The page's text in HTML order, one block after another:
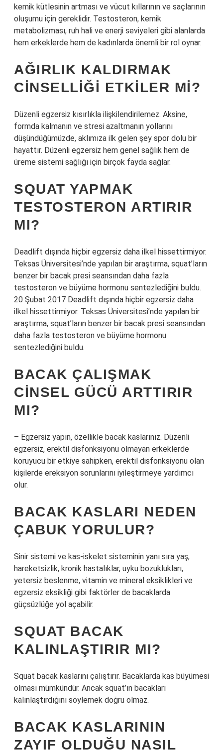
kemik kütlesinin artması ve vücut kıllarının ve saçlarının
oluşumu için gereklidir. Testosteron, kemik
metabolizması, ruh hali ve enerji seviyeleri gibi alanlarda
hem erkeklerde hem de kadınlarda önemli bir rol oynar.
AĞIRLIK KALDIRMAK
CINSELLIĞI ETKILER MI?
Düzenli egzersiz kısırlıkla ilişkilendirilemez. Aksine,
formda kalmanın ve stresi azaltmanın yollarını
düşündüğümüzde, aklımıza ilk gelen şey spor dolu bir
hayattır. Düzenli egzersiz hem genel sağlık hem de
üreme sistemi sağlığı için birçok fayda sağlar.
SQUAT YAPMAK
TESTOSTERON ARTIRIR
MI?
Deadlift dışında hiçbir egzersiz daha ilkel hissettirmiyor.
Teksas Üniversitesi’nde yapılan bir araştırma, squat’ların
benzer bir bacak presi seansından daha fazla
testosteron ve büyüme hormonu sentezlediğini buldu.
20 Şubat 2017 Deadlift dışında hiçbir egzersiz daha
ilkel hissettirmiyor. Teksas Üniversitesi’nde yapılan bir
araştırma, squat’ların benzer bir bacak presi seansından
daha fazla testosteron ve büyüme hormonu
sentezlediğini buldu.
BACAK ÇALIŞMAK
CINSEL GÜCÜ ARTTIRIR
MI?
– Egzersiz yapın, özellikle bacak kaslarınız. Düzenli
egzersiz, erektil disfonksiyonu olmayan erkeklerde
koruyucu bir etkiye sahipken, erektil disfonksiyonu olan
kişilerde ereksiyon sorunlarını iyileştirmeye yardımcı
olur.
BACAK KASLARI NEDEN
ÇABUK YORULUR?
Sinir sistemi ve kas-iskelet sisteminin yanı sıra yaş,
hareketsizlik, kronik hastalıklar, uyku bozuklukları,
yetersiz beslenme, vitamin ve mineral eksiklikleri ve
egzersiz eksikliği gibi faktörler de bacaklarda
güçsüzlüğe yol açabilir.
SQUAT BACAK
KALINLAŞTIRIR MI?
Squat bacak kaslarını çalıştırır. Bacaklarda kas büyümesi
olması mümkündür. Ancak squat’ın bacakları
kalınlaştırdığını söylemek doğru olmaz.
BACAK KASLARININ
ZAYIF OLDUĞU NASIL